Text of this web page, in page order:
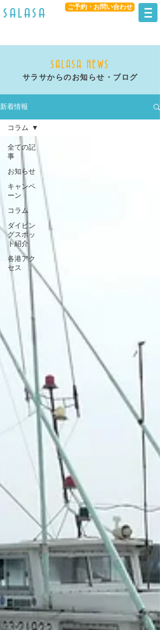
​salasa ご予約・お問い合わせ
SALASA NEWS
サラサからのお知らせ・ブログ
新着情報
全ての記
事
お知らせ
キャンペ
ーン
コラム
ダイビン
グスポッ
ト紹介
各港アク
セス
コラム